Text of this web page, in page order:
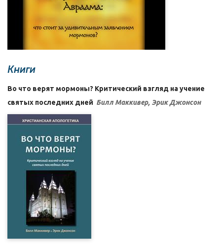
Книги
Во что верят мормоны? Критический взгляд на учение
святых последних дней Билл Маккивер, Эрик Джонсон